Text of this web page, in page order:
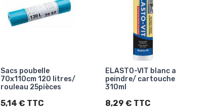
Sacs poubelle
70x110cm 120 litres/
rouleau 25pièces
5,14 € TTC
ELASTO-VIT blanc a
peindre/ cartouche
310ml
8,29 € TTC